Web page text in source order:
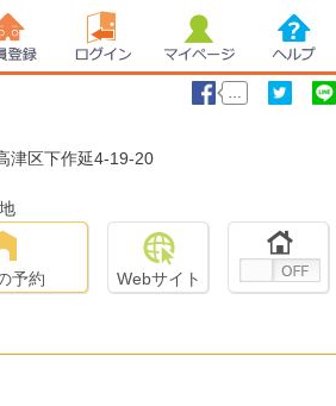
ヘルプ
マイページ
ログイン
録
…
津区下作延4-19-20
予約 Webサイト